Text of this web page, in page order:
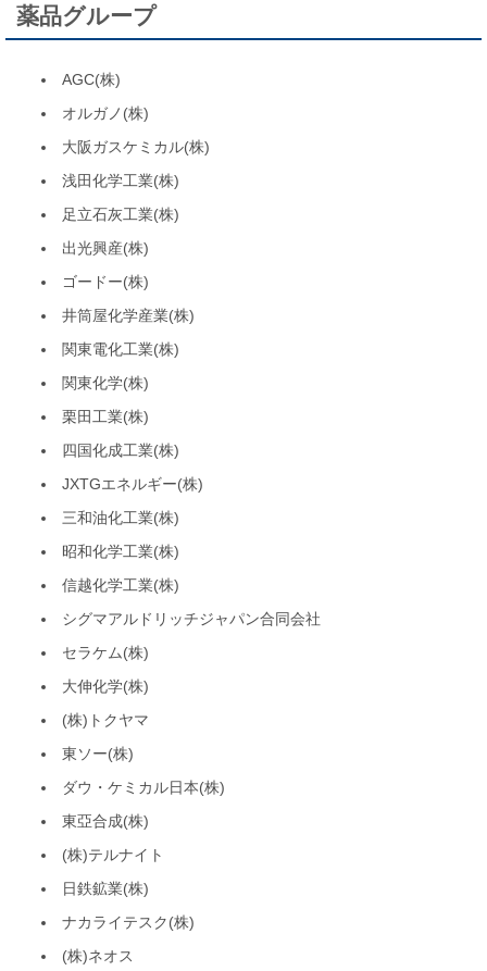
薬品グループ
AGC(株)
オルガノ(株)
大阪ガスケミカル(株)
浅田化学工業(株)
足立石灰工業(株)
出光興産(株)
ゴードー(株)
井筒屋化学産業(株)
関東電化工業(株)
関東化学(株)
栗田工業(株)
四国化成工業(株)
JXTGエネルギー(株)
三和油化工業(株)
昭和化学工業(株)
信越化学工業(株)
シグマアルドリッチジャパン合同会社
セラケム(株)
大伸化学(株)
(株)トクヤマ
東ソー(株)
ダウ・ケミカル日本(株)
東亞合成(株)
(株)テルナイト
日鉄鉱業(株)
ナカライテスク(株)
(株)ネオス